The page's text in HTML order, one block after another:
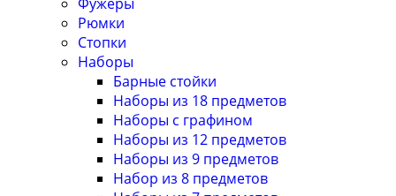
Рюмки
Стопки
Наборы
Барные стойки
Наборы из 18 предметов
Наборы с графином
Наборы из 12 предметов
Наборы из 9 предметов
Набор из 8 предметов